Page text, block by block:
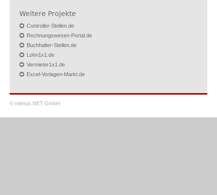
Weitere Projekte
Controller-Stellen.de
Rechnungswesen-Portal.de
Buchhalter-Stellen.de
Lohn1x1.de
Vermieter1x1.de
Excel-Vorlagen-Markt.de
© reimus.NET GmbH